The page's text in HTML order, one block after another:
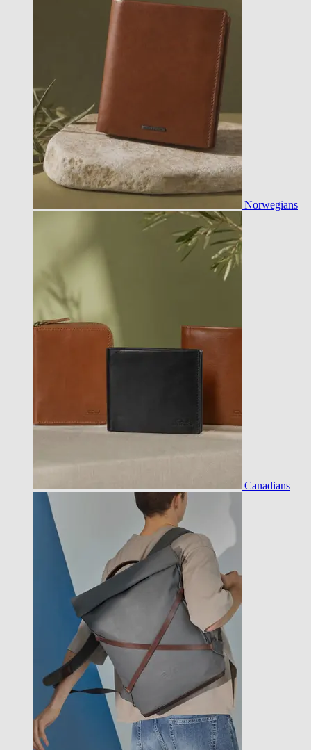
Norwegians
Canadians